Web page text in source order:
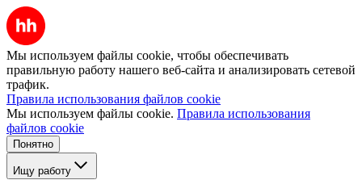
Мы используем файлы cookie, чтобы обеспечивать
правильную работу нашего веб-сайта и анализировать сетевой
трафик.
Правила использования файлов cookie
Мы используем файлы cookie. Правила использования
файлов cookie
Понятно
Ищу работу